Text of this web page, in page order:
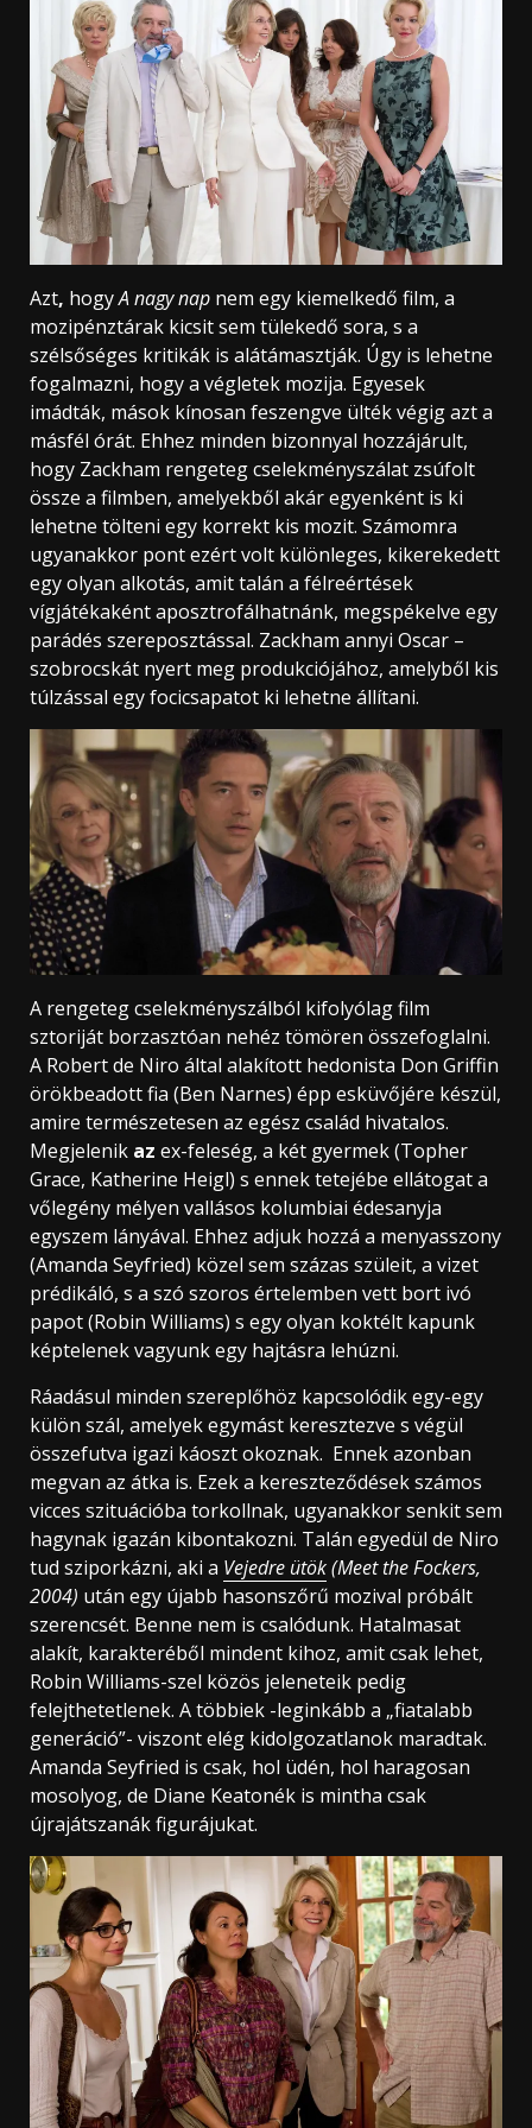
Azt, hogyA nagy nap nem egy kiemelkedő film, a
mozipénztárak kicsit sem tülekedő sora, s a
szélsőséges kritikák is alátámasztják. Úgy is lehetne
fogalmazni, hogy a végletek mozija. Egyesek
imádták, mások kínosan feszengve ülték végig azt a
másfél órát. Ehhez minden bizonnyal hozzájárult,
hogy Zackham rengeteg cselekményszálat zsúfolt
össze a filmben, amelyekből akár egyenként is ki
lehetne tölteni egy korrekt kis mozit. Számomra
ugyanakkor pont ezért volt különleges, kikerekedett
egy olyan alkotás, amit talán a félreértések
vígjátékaként aposztrofálhatnánk, megspékelve egy
parádés szereposztással. Zackham annyi Oscar –
szobrocskát nyert meg produkciójához, amelyből kis
túlzással egy focicsapatot ki lehetne állítani.
A rengeteg cselekményszálból kifolyólag film
sztoriját borzasztóan nehéz tömören összefoglalni.
A Robert de Niro által alakított hedonista Don Griffin
örökbeadott fia (Ben Narnes) épp esküvőjére készül,
amire természetesen az egész család hivatalos.
Megjelenik az ex-feleség, a két gyermek (Topher
Grace, Katherine Heigl) s ennek tetejébe ellátogat a
vőlegény mélyen vallásos kolumbiai édesanyja
egyszem lányával. Ehhez adjuk hozzá a menyasszony
(Amanda Seyfried) közel sem százas szüleit, a vizet
prédikáló, s a szó szoros értelemben vett bort ivó
papot (Robin Williams) s egy olyan koktélt kapunk
képtelenek vagyunk egy hajtásra lehúzni.
Ráadásul minden szereplőhöz kapcsolódik egy-egy
külön szál, amelyek egymást keresztezve s végül
összefutva igazi káoszt okoznak. Ennek azonban
megvan az átka is. Ezek a kereszteződések számos
vicces szituációba torkollnak, ugyanakkor senkit sem
hagynak igazán kibontakozni. Talán egyedül de Niro
tud sziporkázni, aki a Vejedre ütök(Meet the Fockers,
2004) után egy újabb hasonszőrű mozival próbált
szerencsét. Benne nem is csalódunk. Hatalmasat
alakít, karakteréből mindent kihoz, amit csak lehet,
Robin Williams-szel közös jeleneteik pedig
felejthetetlenek. A többiek -leginkább a „fiatalabb
generáció”- viszont elég kidolgozatlanok maradtak.
Amanda Seyfried is csak, hol üdén, hol haragosan
mosolyog, de Diane Keatonék is mintha csak
újrajátszanák figurájukat.